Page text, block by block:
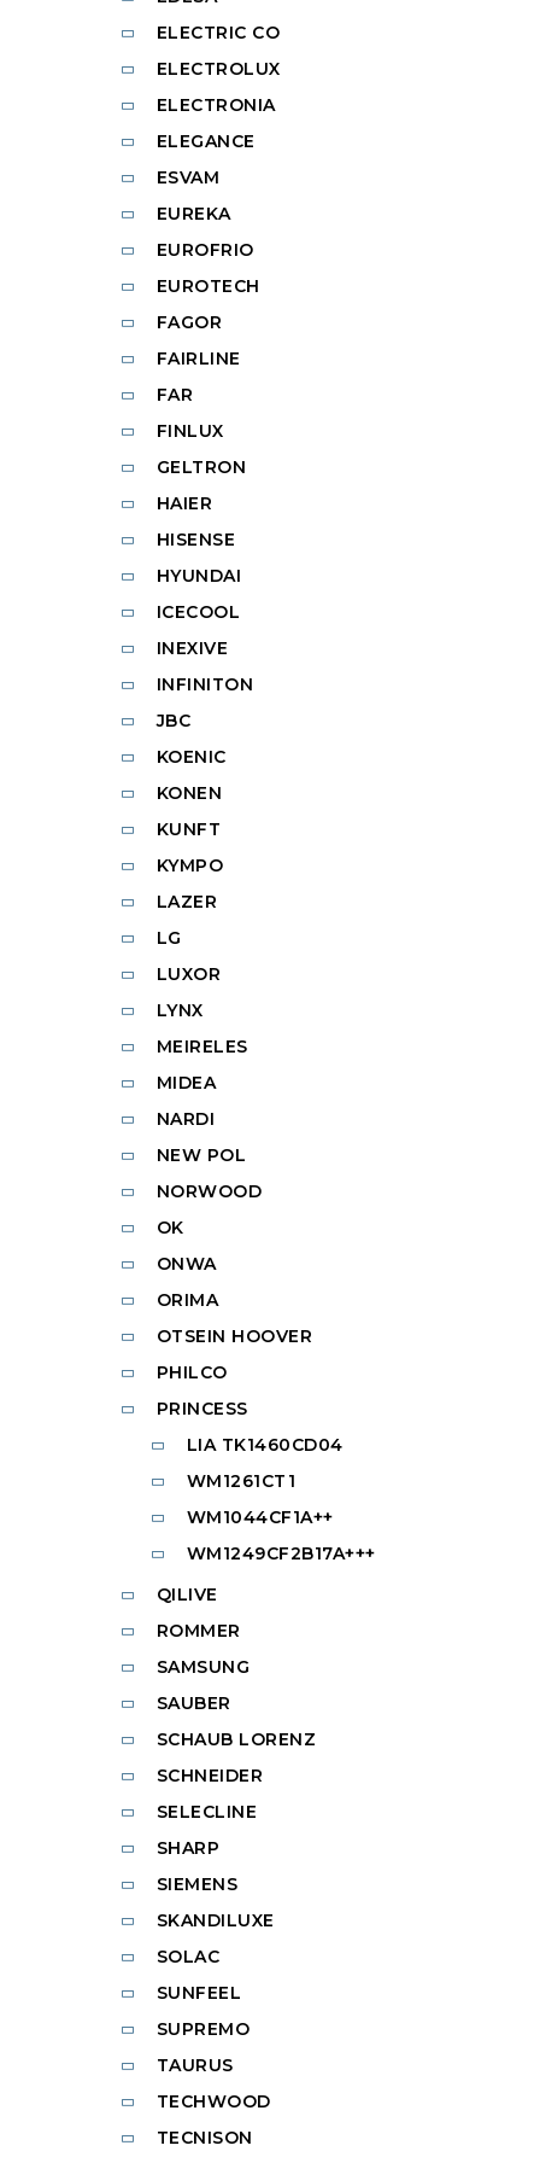
ELECTRIC CO
ELECTROLUX
ELECTRONIA
ELEGANCE
ESVAM
EUREKA
EUROFRIO
EUROTECH
FAGOR
FAIRLINE
FAR
FINLUX
GELTRON
HAIER
HISENSE
HYUNDAI
ICECOOL
INEXIVE
INFINITON
JBC
KOENIC
KONEN
KUNFT
KYMPO
LAZER
LG
LUXOR
LYNX
MEIRELES
MIDEA
NARDI
NEW POL
NORWOOD
OK
ONWA
ORIMA
OTSEIN HOOVER
PHILCO
PRINCESS
LIA TK1460CD04
WM1261CT1
WM1044CF1A++
WM1249CF2B17A+++
QILIVE
ROMMER
SAMSUNG
SAUBER
SCHAUB LORENZ
SCHNEIDER
SELECLINE
SHARP
SIEMENS
SKANDILUXE
SOLAC
SUNFEEL
SUPREMO
TAURUS
TECHWOOD
TECNISON